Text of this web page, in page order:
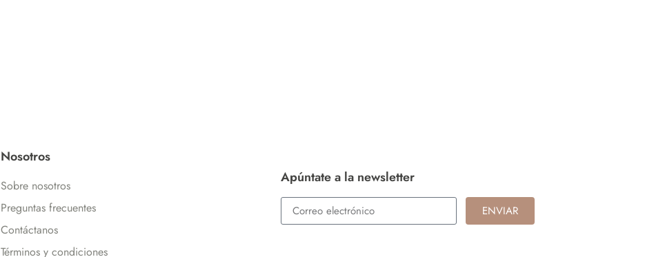
Nosotros
Sobre nosotros
Preguntas frecuentes
Contáctanos
Términos y condiciones
Apúntate a la newsletter
ENVIAR